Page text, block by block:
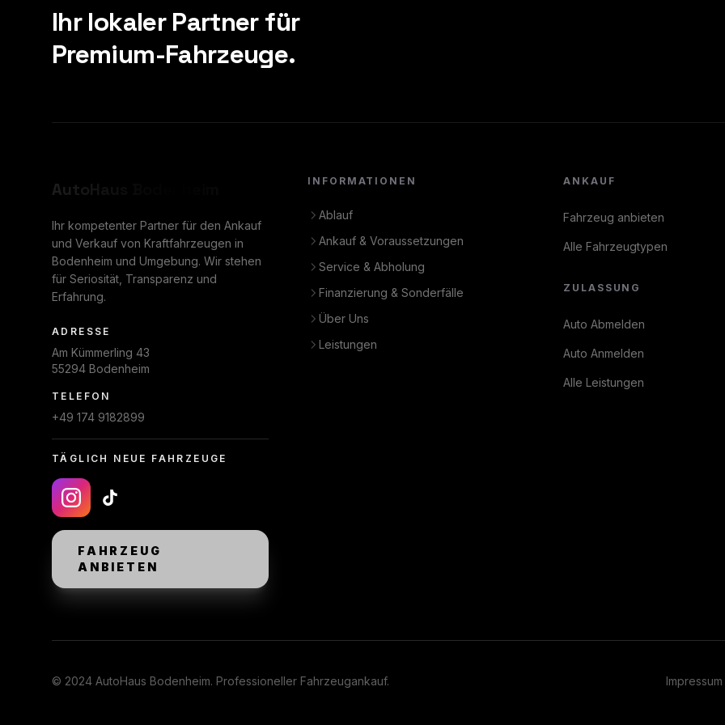
Ihr lokaler Partner für
Premium-Fahrzeuge.
AutoHaus
Ihr kompetenter Partner für den Ankauf
und Verkauf von Kraftfahrzeugen in
Bodenheim und Umgebung. Wir stehen
für Seriosität, Transparenz und
Erfahrung.
ADRESSE
Am Kümmerling 43
55294 Bodenheim
TELEFON
+49 174 9182899
TÄGLICH NEUE FAHRZEUGE
FAHRZEUG
ANBIETEN
INFORMATIONEN
Ablauf
Ankauf & Voraussetzungen
Service & Abholung
Finanzierung & Sonderfälle
Über Uns
Leistungen
ANKAUF
Fahrzeug anbieten
Alle Fahrzeugtypen
ZULASSUNG
Auto Abmelden
Auto Anmelden
Alle Leistungen
© 2024 AutoHaus Bodenheim. Professioneller Fahrzeugankauf. Impressum